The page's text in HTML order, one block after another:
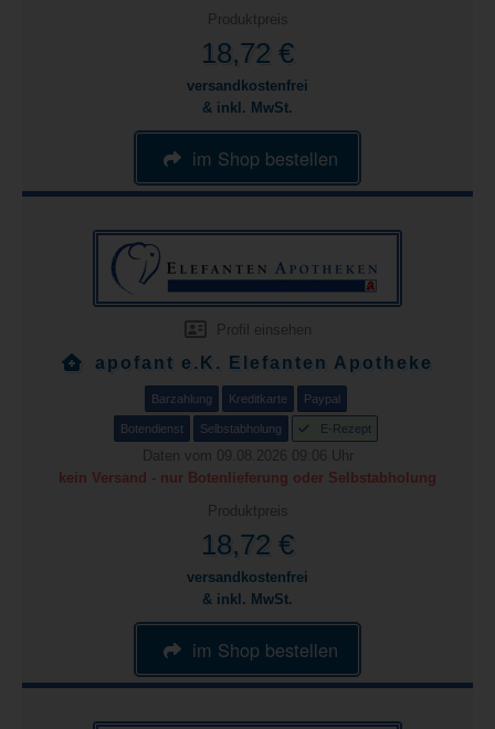
Produktpreis
18,72 €
versandkostenfrei
& inkl. MwSt.
im Shop bestellen
Profil einsehen
apofant e.K. Elefanten Apotheke
Barzahlung Kreditkarte Paypal
Botendienst Selbstabholung E-Rezept
Daten vom 09.08.2026 09:06 Uhr
kein Versand - nur Botenlieferung oder Selbstabholung
Produktpreis
18,72 €
versandkostenfrei
& inkl. MwSt.
im Shop bestellen